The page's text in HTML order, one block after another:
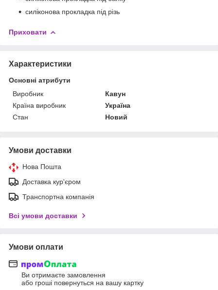
силіконова прокладка під різь
Приховати
Характеристики
Основні атрибути
Виробник
Кавун
Країна виробник
Україна
Стан
Новий
Умови доставки
Нова Пошта
Доставка кур'єром
Транспортна компанія
Всі умови доставки
Умови оплати
Ви отримаєте замовлення
або гроші повернуться на вашу картку